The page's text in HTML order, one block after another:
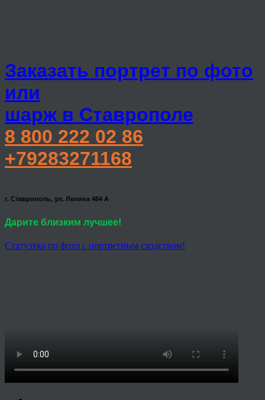
Заказать портрет по фото
или
шарж в Ставрополе
8 800 222 02 86
+79283271168
г. Ставрополь, ул. Ленина 484 А
Дарите близким лучшее!
Статуэтка по фото с портретным сходством!